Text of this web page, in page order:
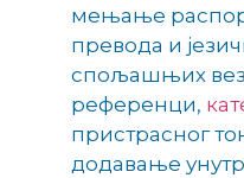
мењање
превода и
спољашњих
референци,
пристрасног
додавање